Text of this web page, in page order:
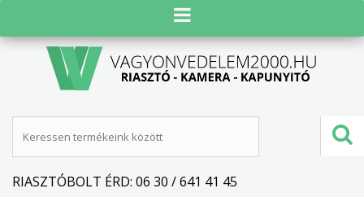
RIASZTÓBOLT ÉRD: 06 30 / 641 41 45